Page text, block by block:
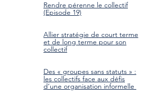
Rendre pérenne le collectif
(Episode 19)
Allier stratégie de court terme
et de long terme pour son
collectif
Des « groupes sans statuts » :
les collectifs face aux défis
d’une organisation informelle